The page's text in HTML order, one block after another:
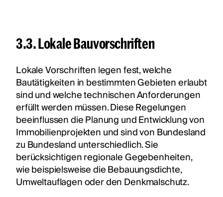
3.3. Lokale Bauvorschriften
Lokale Vorschriften legen fest, welche
Bautätigkeiten in bestimmten Gebieten erlaubt
sind und welche technischen Anforderungen
erfüllt werden müssen. Diese Regelungen
beeinflussen die Planung und Entwicklung von
Immobilienprojekten und sind von Bundesland
zu Bundesland unterschiedlich. Sie
berücksichtigen regionale Gegebenheiten,
wie beispielsweise die Bebauungsdichte,
Umweltauflagen oder den Denkmalschutz.